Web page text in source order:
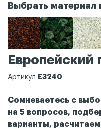
Выбрать материал
Европейский
Артикул Е3240
Сомневаетесь с
на 5 вопросов,
варианты,